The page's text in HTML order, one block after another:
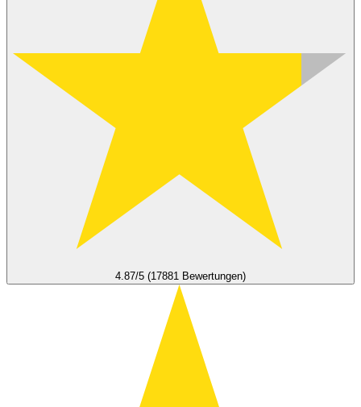
4.87/5 (17881 Bewertungen)